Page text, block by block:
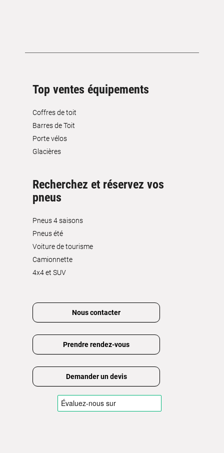
Top ventes équipements
Coffres de toit
Barres de Toit
Porte vélos
Glacières
Recherchez et réservez vos
pneus
Pneus 4 saisons
Pneus été
Voiture de tourisme
Camionnette
4x4 et SUV
Nous contacter
Prendre rendez-vous
Demander un devis